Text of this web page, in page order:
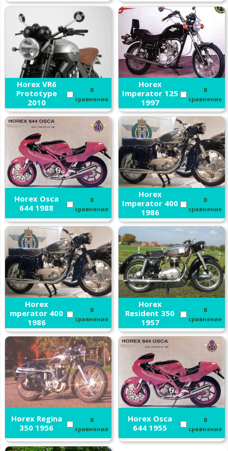
Horex VR6
Prototype
2010
В
сравнение
Horex
Imperator 125
1997
В
сравнение
Horex Osca
644 1988
В
сравнение
Horex
Imperator 400
1986
В
сравнение
Horex
mperator 400
1986
В
сравнение
Horex
Resident 350
1957
В
сравнение
Horex Regina
350 1956
В
сравнение
Horex Osca
644 1955
В
сравнение